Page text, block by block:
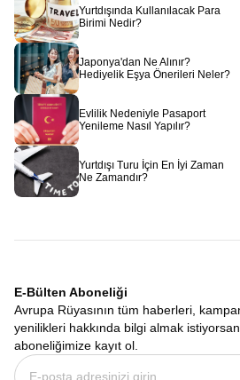
Yurtdışında Kullanılacak Para
Birimi Nedir?
Japonya'dan Ne Alınır?
Hediyelik Eşya Önerileri Neler?
Evlilik Nedeniyle Pasaport
Yenileme Nasıl Yapılır?
Yurtdışı Turu İçin En İyi Zaman
Ne Zamandır?
E-Bülten Aboneliği
Avrupa Rüyasının tüm haberleri,
yenilikleri hakkında bilgi almak
aboneliğimize kayıt ol.